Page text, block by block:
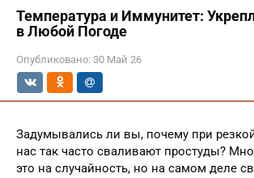
Температура и Иммунитет:
в Любой Погоде
Опубликовано: 30 Май 26
Задумывались ли вы, почему при
нас так часто сваливают простуды?
это на случайность, но на самом деле